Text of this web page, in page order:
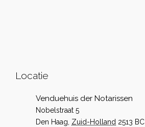
Locatie
Venduehuis der Notarissen
Nobelstraat 5
Den Haag Zuid-Holland 2513 BC